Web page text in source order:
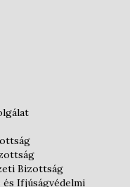
Bizottság
Ifjúságvédelmi